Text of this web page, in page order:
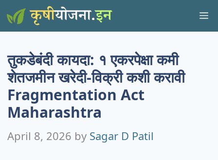
Skip
to
तुकडेबंदी कायदा: १ एकरपेक्षा कमी
शेतजमीन खरेदी-विक्री कशी करावी
Fragmentation Act
Maharashtra
April 8, 2026 by Sagar D Patil